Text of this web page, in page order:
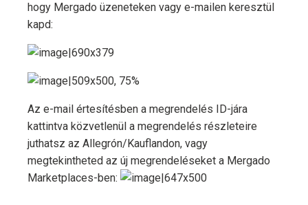
hogy Mergado üzeneteken vagy e-mailen keresztül
kapd:
Az e-mail értesítésben a megrendelés ID-jára
kattintva közvetlenül a megrendelés részleteire
juthatsz az Allegrón/Kauflandon, vagy
megtekintheted az új megrendeléseket a Mergado
Marketplaces-ben: